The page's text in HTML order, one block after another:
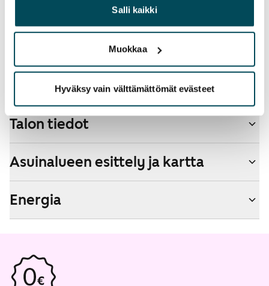
heille tai joita on kerätty, kun olet käyttänyt heidän
palvelujaan.
Salli kaikki
Muokkaa
Hyväksy vain välttämättömät evästeet
Kyllä
Savuton talo
Ei
Talon tiedot
Asuinalueen esittely ja kartta
Energia